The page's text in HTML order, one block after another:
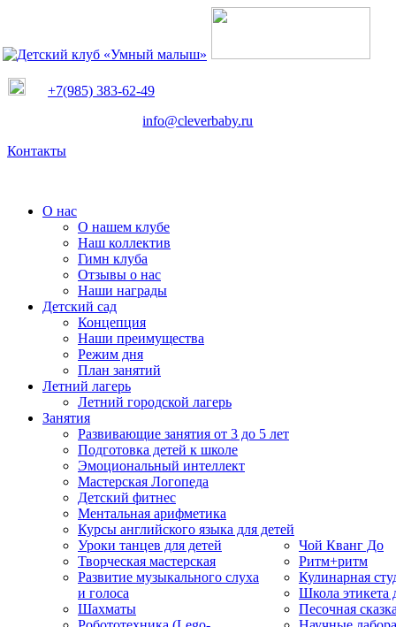
+7(985) 383-62-49
info@cleverbaby.ru
Контакты
О нас
О нашем клубе
Наш коллектив
Гимн клуба
Отзывы о нас
Наши награды
Детский сад
Концепция
Наши преимущества
Режим дня
План занятий
Летний лагерь
Летний городской лагерь
Занятия
Развивающие занятия от 3 до 5 лет
Подготовка детей к школе
Эмоциональный интеллект
Мастерская Логопеда
Детский фитнес
Ментальная арифметика
Курсы английского языка для детей
Уроки танцев для детей
Творческая мастерская
Развитие музыкального слуха
и голоса
Шахматы
Чой Кванг До
Ритм+ритм
Кулинарная
Школа этикета
Песочная